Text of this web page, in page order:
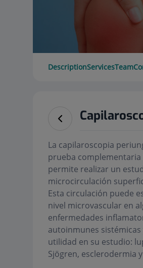
DescriptionServicesTeam
La capilaroscopia
prueba
permite realizar un
microcirculación
Esta circulación puede
nivel microvascular en
enfermedades
autoinmunes sistémicas
utilidad en su estudio:
Sjögren, esclerodermia